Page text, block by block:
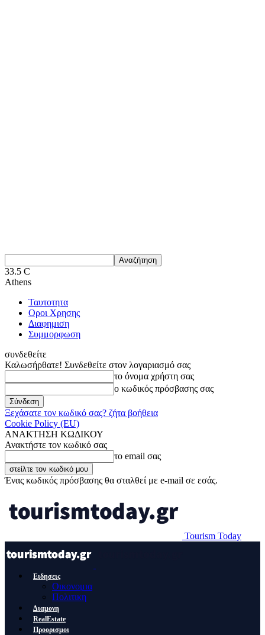
33.5 C
Athens
Ταυτοτητα
Οροι Χρησης
Διαφημιση
Συμμορφωση
συνδεθείτε
Καλωσήρθατε! Συνδεθείτε στον λογαριασμό σας
το όνομα χρήστη σας
ο κωδικός πρόσβασης σας
Ξεχάσατε τον κωδικό σας? ζήτα βοήθεια
Cookie Policy (EU)
ΑΝΑΚΤΗΣΗ ΚΩΔΙΚΟΥ
Ανακτήστε τον κωδικό σας
το email σας
Ένας κωδικός πρόσβασης θα σταλθεί με e-mail σε εσάς.
Tourism Today
Ειδησεις
Οικονομια
Πολιτικη
Διαμονη
RealEstate
Προορισμοι